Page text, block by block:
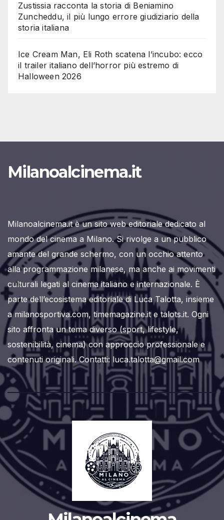
Zustissia racconta la storia di Beniamino
Zuncheddu, il più lungo errore giudiziario della
storia italiana
Ice Cream Man, Eli Roth scatena l’incubo: ecco
il trailer italiano dell’horror più estremo di
Halloween 2026
Milanoalcinema.it
Milanoalcinema.it è un sito web editoriale dedicato al
mondo del cinema a Milano. Si rivolge a un pubblico
amante del grande schermo, con un occhio attento
alla programmazione milanese, ma anche ai movimenti
culturali legati al cinema italiano e internazionale. È
parte dell’ecosistema editoriale di Luca Talotta, insieme
a milanosportiva.com, timemagazine.it e talots.it. Ogni
sito affronta un tema diverso (sport, lifestyle,
sostenibilità, cinema) con approccio professionale e
contenuti originali. Contatti: luca.talotta@gmail.com